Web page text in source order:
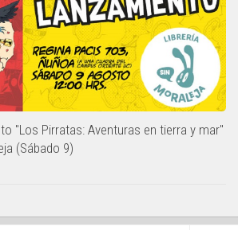
"Los Pirratas: Aventuras en tierra y mar"
(Sábado 9)